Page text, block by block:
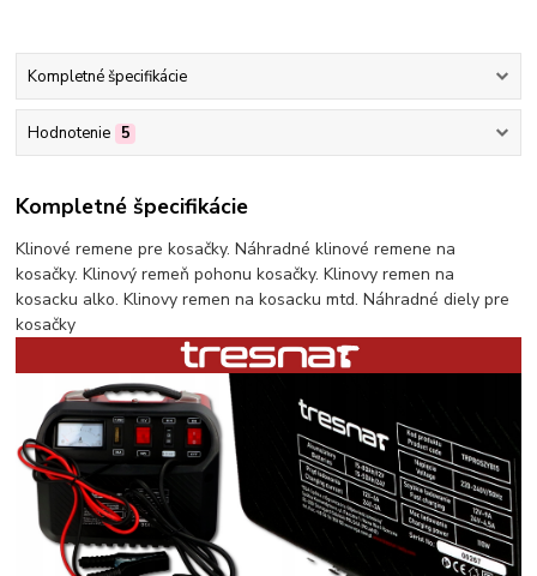
Kompletné špecifikácie
Hodnotenie 5
Kompletné špecifikácie
Klinové remene pre kosačky. Náhradné klinové remene na
kosačky. Klinový remeň pohonu kosačky. Klinovy remen na
kosacku alko. Klinovy remen na kosacku mtd. Náhradné diely pre
kosačky